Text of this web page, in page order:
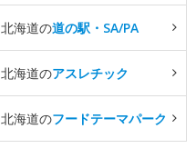
北海道の道の駅・SA/PA
北海道のアスレチック
北海道のフードテーマパーク